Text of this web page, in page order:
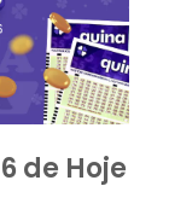
de Hoje